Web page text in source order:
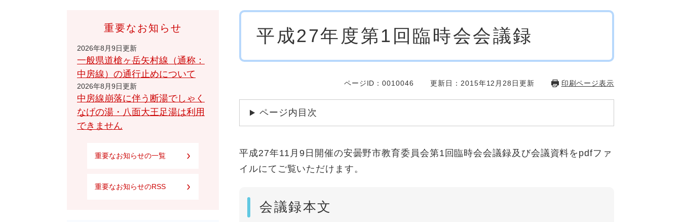
平成27年度第1回臨時会会議録
ページID：0010046 更新日：2015年12月28日更新 印刷ページ表示
ページ内目次
平成27年11月9日開催の安曇野市教育委員会第1回臨時会会議録及び会議資料をpdfファ
イルにてご覧いただけます。
会議録本文
重要なお知らせ
2026年8月9日更新
一般県道槍ヶ岳矢村線（通称：
中房線）の通行止めについて
2026年8月9日更新
中房線崩落に伴う断湯でしゃく
なげの湯・八面大王足湯は利用
できません
重要なお知らせの一覧
重要なお知らせのRSS